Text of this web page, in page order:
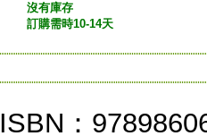
沒有庫存
訂購需時10-14天
ISBN：